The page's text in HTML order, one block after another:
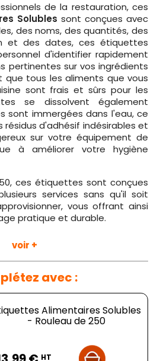
de la restauration, ces
Solubles sont conçues avec
des noms, des quantités, des
et des dates, ces étiquettes
d'identifier rapidement
pertinentes sur vos ingrédients
que tous les aliments que vous
sont frais et sûrs pour les
se dissolvent également
sont immergées dans l'eau, ce
résidus d'adhésif indésirables et
sur votre équipement de
à améliorer votre hygiène
ces étiquettes sont conçues
services sans qu'il soit
vous offrant ainsi
pratique et durable.
mm
voir +
avec :
Alimentaires Solubles
- Rouleau de 250
HT